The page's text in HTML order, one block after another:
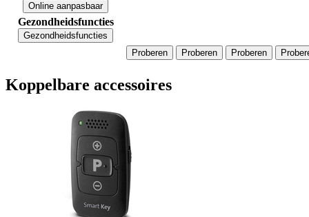
Online aanpasbaar
Gezondheidsfuncties
Gezondheidsfuncties
Proberen
Proberen Proberen
Koppelbare accessoires